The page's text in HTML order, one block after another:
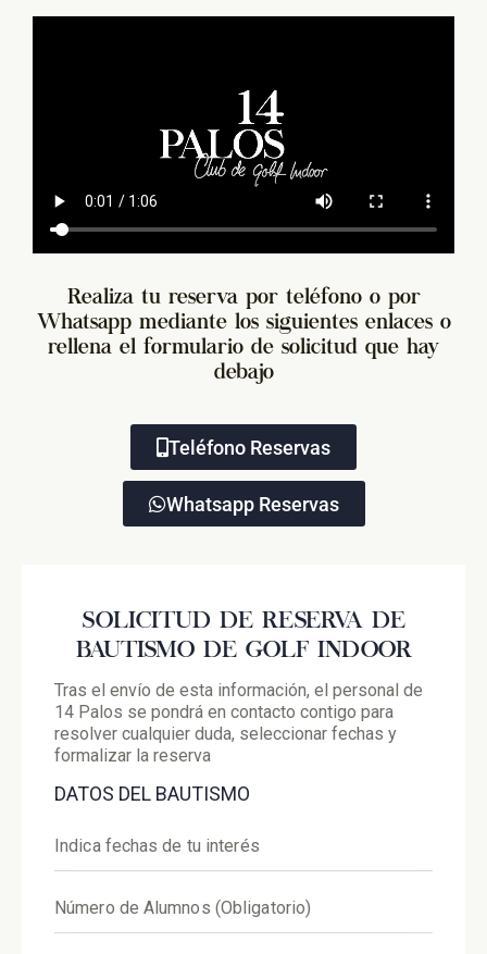
Realiza tu reserva por teléfono o por
Whatsapp mediante los siguientes enlaces o
rellena el formulario de solicitud que hay
debajo
Teléfono Reservas
Whatsapp Reservas
SOLICITUD DE RESERVA DE
BAUTISMO DE GOLF INDOOR
Tras el envío de esta información, el personal de
14 Palos se pondrá en contacto contigo para
resolver cualquier duda, seleccionar fechas y
formalizar la reserva
DATOS DEL BAUTISMO